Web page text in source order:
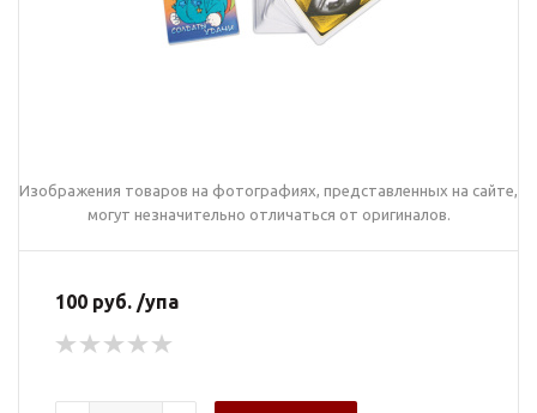
Изображения товаров на фотографиях, представленных на сайте,
могут незначительно отличаться от оригиналов.
100 руб. /упа